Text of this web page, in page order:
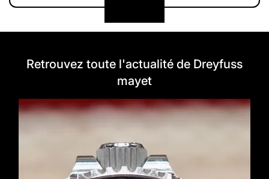
Retrouvez toute l'actualité de Dreyfuss
mayet